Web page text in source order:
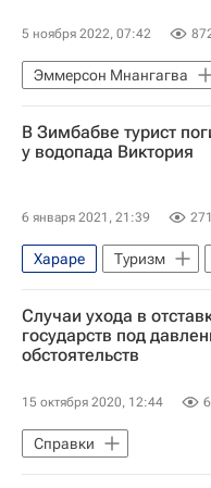
5 ноября 2022, 07:42
Эммерсон Мнангагва
Валентина Матвиенко
Африка
Зимбабве
В мире
В Зимбабве турист
у водопада Виктория
6 января 2021, 21:39
Хараре Туризм
Новости - Туризм
Случаи ухода в
государств под
обстоятельств
15 октября 2020, 12:44
Справки